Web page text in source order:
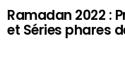
Ramadan 2022 :
et Séries phares